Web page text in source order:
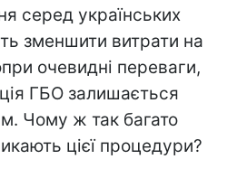
серед українських
зменшити витрати на
очевидні переваги,
ГБО залишається
Чому ж так багато
цієї процедури?